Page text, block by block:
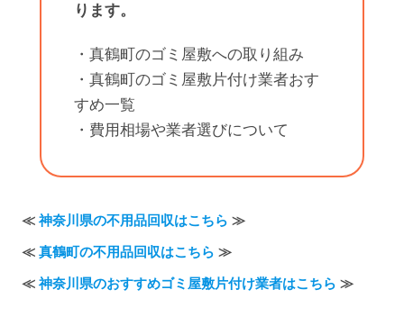
ります。
・真鶴町のゴミ屋敷への取り組み
・真鶴町のゴミ屋敷片付け業者おす
すめ一覧
・費用相場や業者選びについて
≪ 神奈川県の不用品回収はこちら ≫
≪ 真鶴町の不用品回収はこちら ≫
≪ 神奈川県のおすすめゴミ屋敷片付け業者はこちら ≫